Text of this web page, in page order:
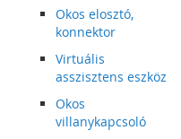
Okos elosztó,
konnektor
Virtuális
asszisztens eszköz
Okos
villanykapcsoló